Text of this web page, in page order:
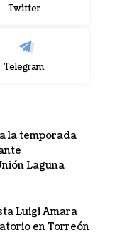
Twitter
Telegram
la temporada
Laguna
Luigi Amara
en Torreón